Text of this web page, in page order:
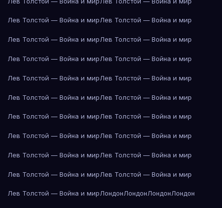
Лев Толстой — Война и мирЛев Толстой — Война и мир
Лев Толстой — Война и мирЛев Толстой — Война и мир
Лев Толстой — Война и мирЛев Толстой — Война и мир
Лев Толстой — Война и мирЛев Толстой — Война и мир
Лев Толстой — Война и мирЛев Толстой — Война и мир
Лев Толстой — Война и мирЛев Толстой — Война и мир
Лев Толстой — Война и мирЛев Толстой — Война и мир
Лев Толстой — Война и мирЛев Толстой — Война и мир
Лев Толстой — Война и мирЛев Толстой — Война и мир
Лев Толстой — Война и мирЛондонЛондонЛондонЛондон